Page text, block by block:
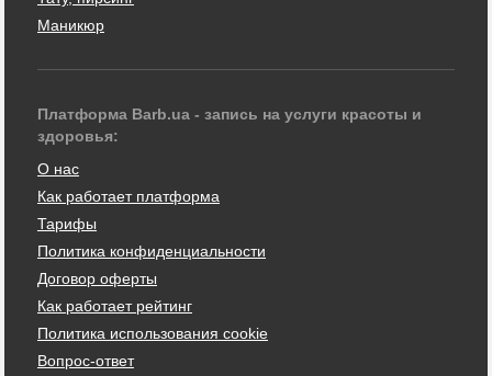
Маникюр
Платформа Barb.ua - запись на услуги красоты и
здоровья:
О нас
Как работает платформа
Тарифы
Политика конфиденциальности
Договор оферты
Как работает рейтинг
Политика использования cookie
Вопрос-ответ